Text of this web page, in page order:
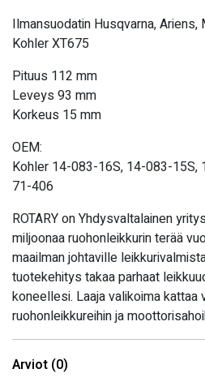
Ilmansuodatin Husqvarna, Ariens,
Kohler XT675
Pituus 112 mm
Leveys 93 mm
Korkeus 15 mm
OEM:
Kohler 14-083-16S, 14-083-15S,
71-406
ROTARY on Yhdysvaltalainen
miljoonaa ruohonleikkurin terää
maailman johtaville
tuotekehitys takaa parhaat
koneellesi. Laaja valikoima
ruohonleikkureihin ja
Arviot (0)